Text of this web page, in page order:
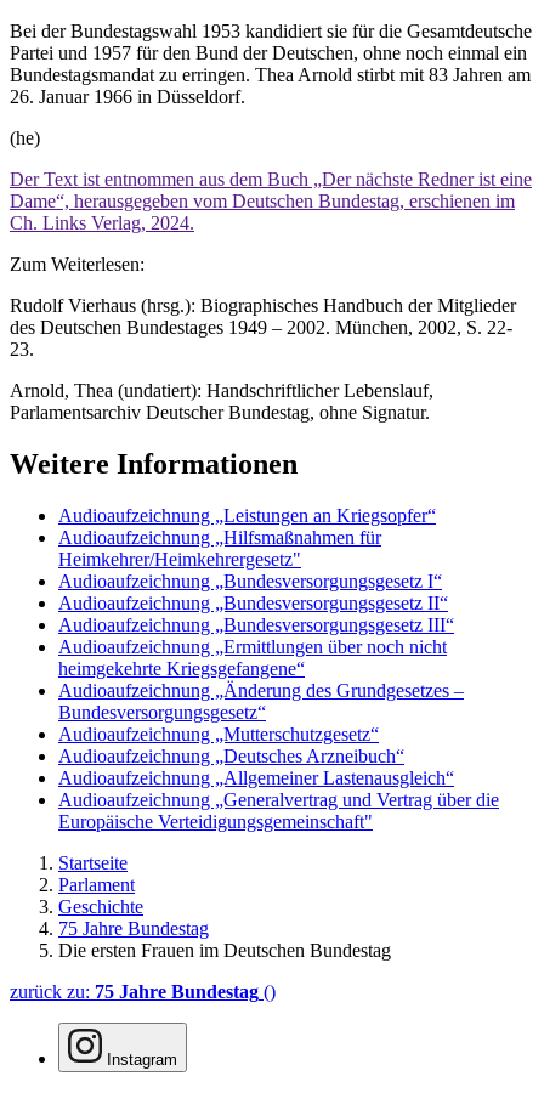
Bei der Bundestagswahl 1953 kandidiert sie für die Gesamtdeutsche
Partei und 1957 für den Bund der Deutschen, ohne noch einmal ein
Bundestagsmandat zu erringen. Thea Arnold stirbt mit 83 Jahren am
26. Januar 1966 in Düsseldorf.
(he)
Der Text ist entnommen aus dem Buch „Der nächste Redner ist eine
Dame“, herausgegeben vom Deutschen Bundestag, erschienen im
Ch. Links Verlag, 2024.
Zum Weiterlesen:
Rudolf Vierhaus (hrsg.): Biographisches Handbuch der Mitglieder
des Deutschen Bundestages 1949 – 2002. München, 2002, S. 22-
23.
Arnold, Thea (undatiert): Handschriftlicher Lebenslauf,
Parlamentsarchiv Deutscher Bundestag, ohne Signatur.
Weitere Informationen
Audioaufzeichnung „Leistungen an Kriegsopfer“
Audioaufzeichnung „Hilfsmaßnahmen für
Heimkehrer/Heimkehrergesetz"
Audioaufzeichnung „Bundesversorgungsgesetz I“
Audioaufzeichnung „Bundesversorgungsgesetz II“
Audioaufzeichnung „Bundesversorgungsgesetz III“
Audioaufzeichnung „Ermittlungen über noch nicht
heimgekehrte Kriegsgefangene“
Audioaufzeichnung „Änderung des Grundgesetzes –
Bundesversorgungsgesetz“
Audioaufzeichnung „Mutterschutzgesetz“
Audioaufzeichnung „Deutsches Arzneibuch“
Audioaufzeichnung „Allgemeiner Lastenausgleich“
Audioaufzeichnung „Generalvertrag und Vertrag über die
Europäische Verteidigungsgemeinschaft"
Startseite
Parlament
Geschichte
75 Jahre Bundestag
Die ersten Frauen im Deutschen Bundestag
zurück zu: 75 Jahre Bundestag ()
Instagram